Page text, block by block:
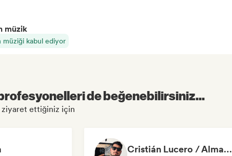
müzik
müziği kabul ediyor
de beğenebilirsiniz...
ettiğiniz için
Cristián Lucero / Almagesto